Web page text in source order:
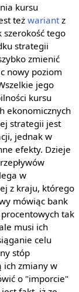
kursu
też wariantz
szerokość tego
strategii
zmienić
nowy poziom
jego
kursu
ekonomicznych
strategii jest
jednak w
efekty. Dzieje
w
z kraju, którego
mówiąc bank
tak
musi ich
celu
stóp
ich zmiany w
o "imporcie"